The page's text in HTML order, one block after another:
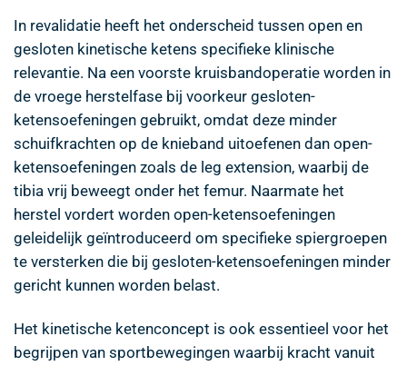
In revalidatie heeft het onderscheid tussen open en
gesloten kinetische ketens specifieke klinische
relevantie. Na een voorste kruisbandoperatie worden in
de vroege herstelfase bij voorkeur gesloten-
ketensoefeningen gebruikt, omdat deze minder
schuifkrachten op de knieband uitoefenen dan open-
ketensoefeningen zoals de leg extension, waarbij de
tibia vrij beweegt onder het femur. Naarmate het
herstel vordert worden open-ketensoefeningen
geleidelijk geïntroduceerd om specifieke spiergroepen
te versterken die bij gesloten-ketensoefeningen minder
gericht kunnen worden belast.
Het kinetische ketenconcept is ook essentieel voor het
begrijpen van sportbewegingen waarbij kracht vanuit